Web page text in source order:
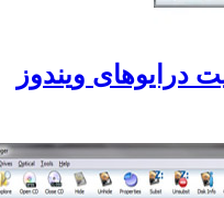
ویندوز